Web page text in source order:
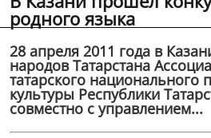
родного языка
28 апреля 2011 года в
народов Татарстана
татарского национального
культуры Республики
совместно с управлением...